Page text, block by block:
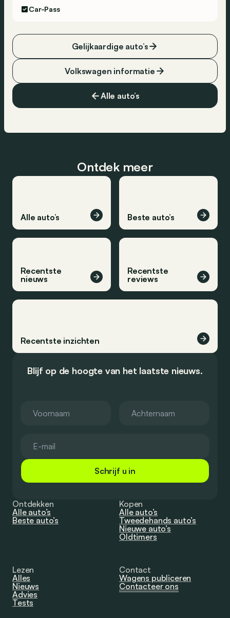
Car-Pass
Alle auto’s
Volkswagen informatie
Gelijkaardige auto’s
Ontdek meer
Alle auto’s Beste auto’s
Recentste
nieuws
Recentste
reviews
Recentste inzichten
Blijf op de hoogte van het laatste nieuws.
Schrijf u in
Ontdekken
Alle auto’s
Beste auto’s
Kopen
Alle auto’s
Tweedehands auto’s
Nieuwe auto’s
Oldtimers
Lezen
Alles
Nieuws
Advies
Tests
Contact
Wagens publiceren
Contacteer ons